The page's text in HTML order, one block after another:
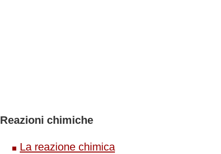
Reazioni chimiche
La reazione chimica